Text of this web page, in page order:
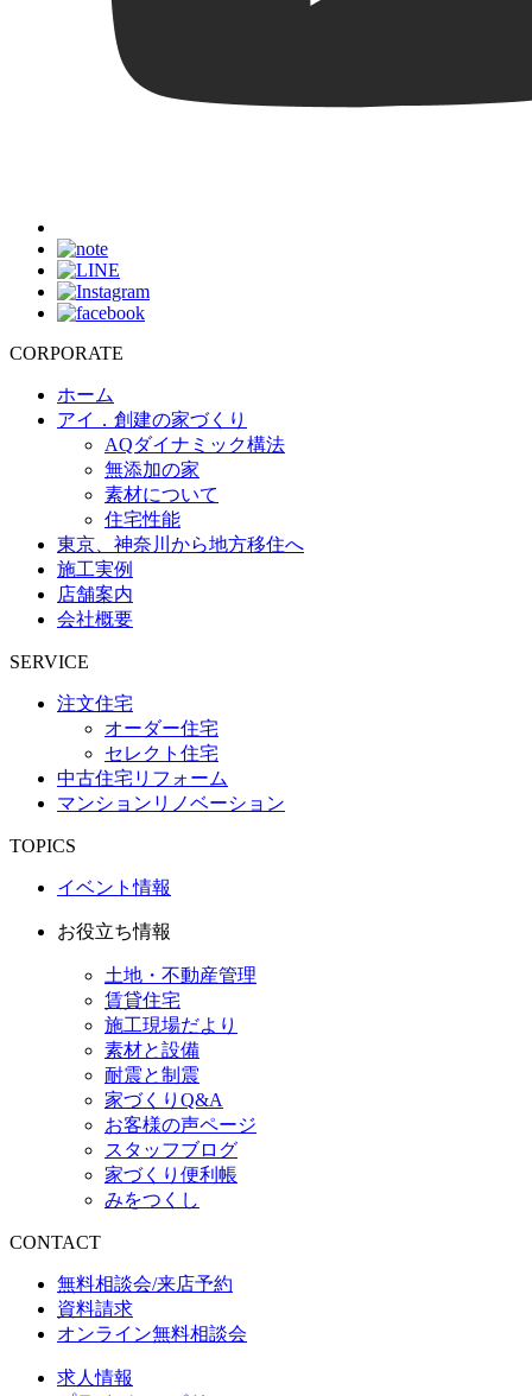
CORPORATE
ホーム
アイ．創建の家づくり
AQダイナミック構法
無添加の家
素材について
住宅性能
東京、神奈川から地方移住へ
施工実例
店舗案内
会社概要
SERVICE
注文住宅
オーダー住宅
セレクト住宅
中古住宅リフォーム
マンションリノベーション
TOPICS
イベント情報
お役立ち情報
土地・不動産管理
賃貸住宅
施工現場だより
素材と設備
耐震と制震
家づくりQ&A
お客様の声ページ
スタッフブログ
家づくり便利帳
みをつくし
CONTACT
無料相談会/来店予約
資料請求
オンライン無料相談会
求人情報